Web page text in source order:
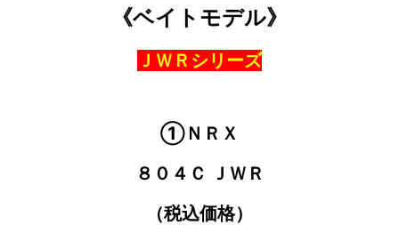
《ベイトモデル》
ＪＷＲシリーズ
①ＮＲＸ
８０４Ｃ ＪＷＲ
（税込価格）